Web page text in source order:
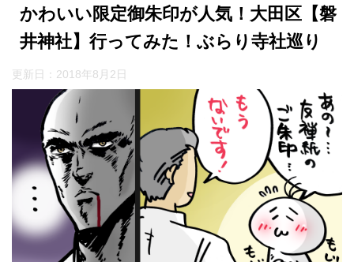
かわいい限定御朱印が人気！大田区【磐
井神社】行ってみた！ぶらり寺社巡り
更新日： 2018年8月2日